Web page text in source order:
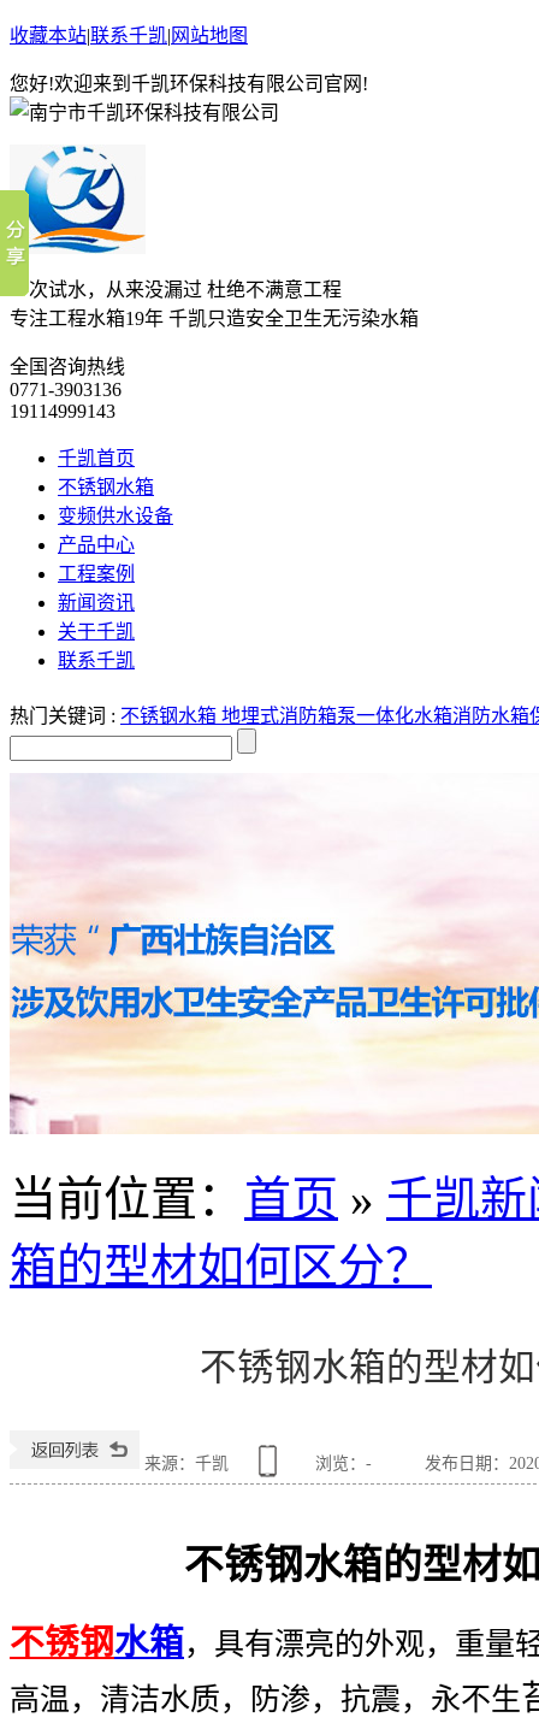
收藏本站|联系千凯| 网站地图
您好!欢迎来到千凯环保科技有限公司官网!
一次试水，从来没漏过 杜绝不满意工程
专注工程水箱19年 千凯只造安全卫生无污染水箱
全国咨询热线
0771-3903136
19114999143
千凯首页
不锈钢水箱
变频供水设备
产品中心
工程案例
新闻资讯
关于千凯
联系千凯
热门关键词 : 不锈钢水箱 地埋式消防箱泵一体化水箱消防水箱
当前位置 ： 首页 » 千凯
箱的型材如何区分？
不锈钢水箱的型材
来源：千凯 浏览： - 发布日期：
不锈钢水箱的型材
不锈钢水箱，具有漂亮的外观，重量
高温，清洁水质，防渗，抗震，永不生